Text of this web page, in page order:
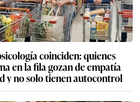
coinciden: quienes
en la fila gozan de empatía
y no solo tienen autocontrol